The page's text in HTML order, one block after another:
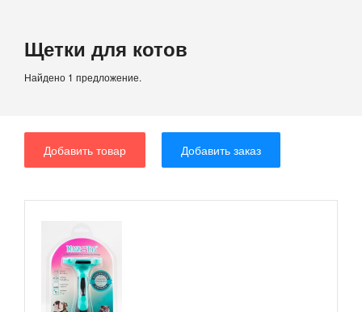
Щетки для котов
Найдено 1 предложение.
Добавить товар Добавить заказ